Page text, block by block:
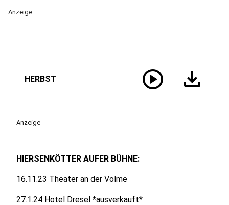
Anzeige
HERBST play_circle download
Anzeige
HIERSENKÖTTER AUFER BÜHNE:
16.11.23 Theater an der Volme
27.1.24 Hotel Dresel *ausverkauft*